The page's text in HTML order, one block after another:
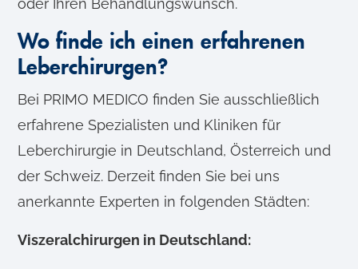
oder Ihren Behandlungswunsch.
Wo finde ich einen erfahrenen
Leberchirurgen?
Bei PRIMO MEDICO finden Sie ausschließlich
erfahrene Spezialisten und Kliniken für
Leberchirurgie in Deutschland, Österreich und
der Schweiz. Derzeit finden Sie bei uns
anerkannte Experten in folgenden Städten:
Viszeralchirurgen in Deutschland: